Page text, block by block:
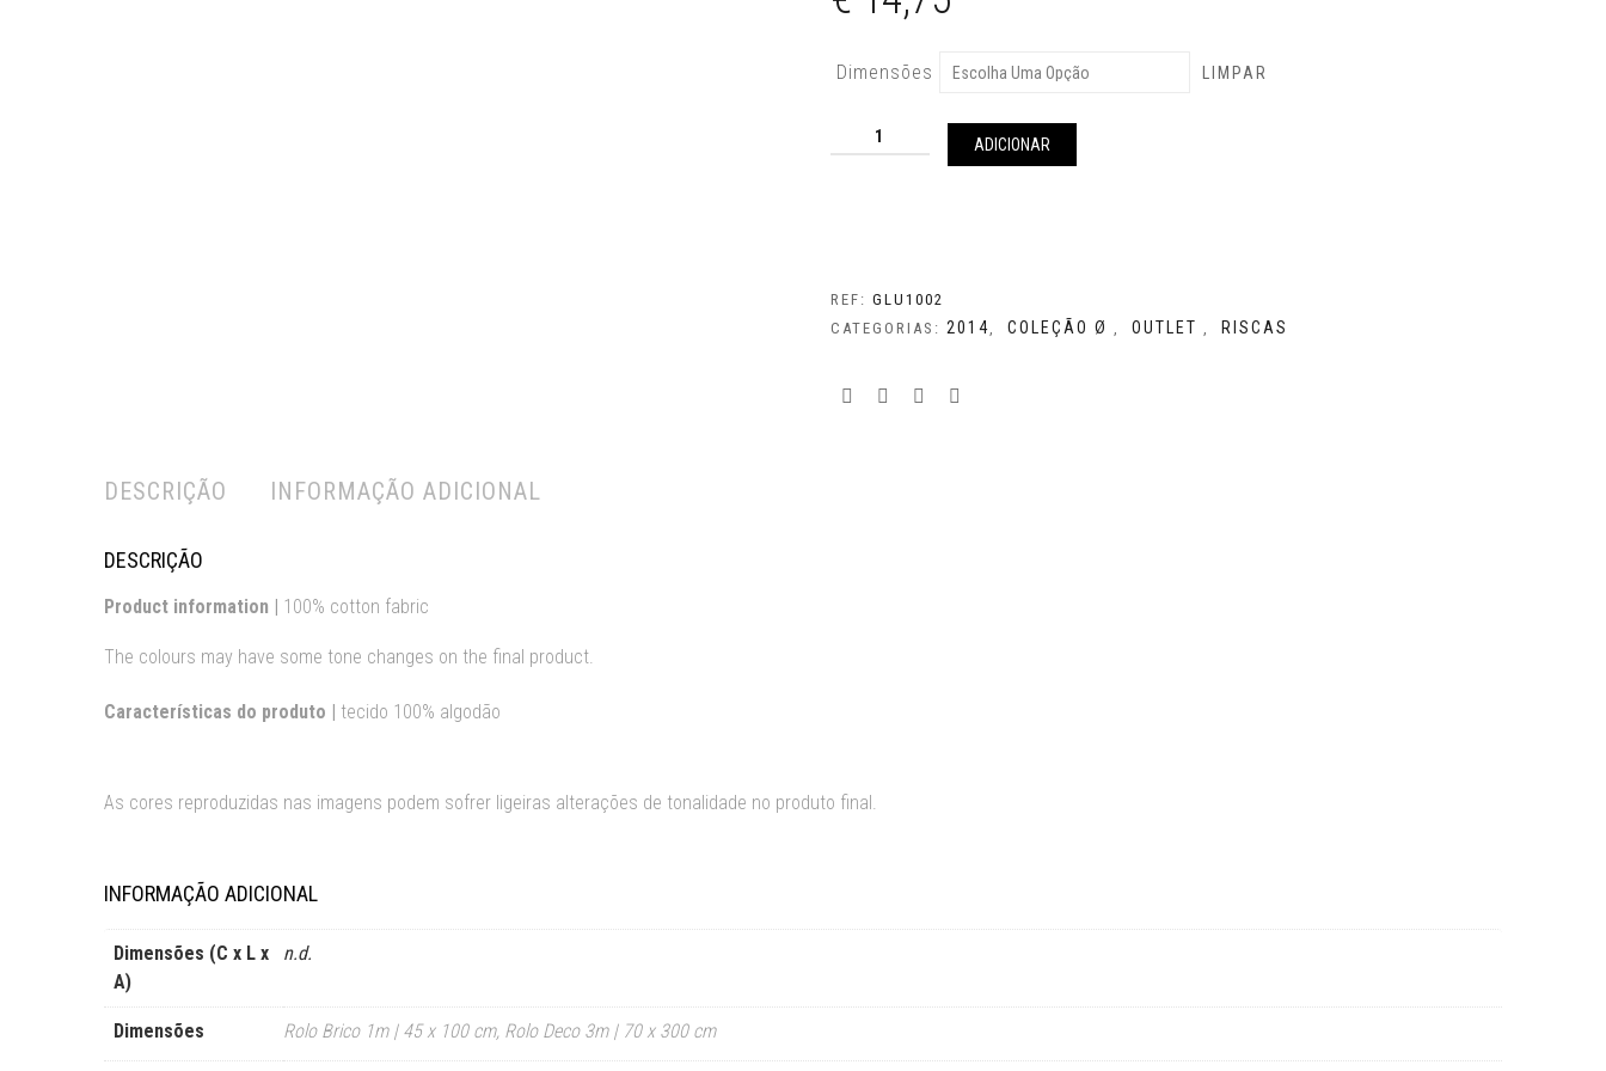
Dimensões LIMPAR
Quantidade
ADICIONAR
REF:GLU1002
CATEGORIAS:2014, COLEÇÃO Ø , OUTLET , RISCAS
DESCRIÇÃO INFORMAÇÃO ADICIONAL
DESCRIÇÃO
Product information | 100% cotton fabric
The colours may have some tone changes on the final product.
Características do produto | tecido 100% algodão
As cores reproduzidas nas imagens podem sofrer ligeiras alterações de tonalidade no produto final.
INFORMAÇÃO ADICIONAL
Dimensões (C x L x
A)
n.d.
Dimensões Rolo Brico 1m | 45 x 100 cm, Rolo Deco 3m | 70 x 300 cm